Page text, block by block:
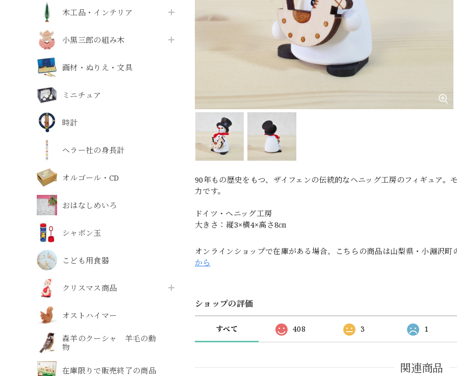
木工品・インテリア
小黒三郎の組み木
画材・ぬりえ・文具
ミニチュア
時計
ヘラー社の身長計
オルゴール・CD
おはなしめいろ
シャボン玉
こども用食器
クリスマス商品
オストハイマー
森羊のクーシャ 羊毛の動
物
在庫限りで販売終了の商品
90年もの歴史をもつ、ザイフェンの伝統的なヘニッグ工房のフィギュア
力です。
ドイツ・ヘニッグ工房
大きさ：縦3×横4×高さ8㎝
オンラインショップで在庫がある場合、こちらの商品は山梨県・小淵沢
から
ショップの評価
すべて 408 3 1
関連商品